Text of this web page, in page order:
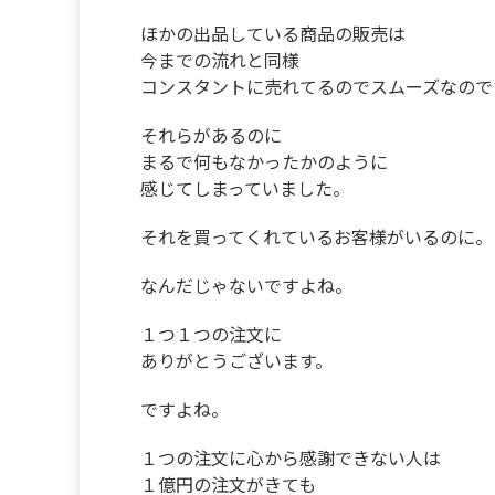
ほかの出品している商品の販売は
今までの流れと同様
コンスタントに売れてるのでスムーズなの
それらがあるのに
まるで何もなかったかのように
感じてしまっていました。
それを買ってくれているお客様がいるのに。
なんだじゃないですよね。
１つ１つの注文に
ありがとうございます。
ですよね。
１つの注文に心から感謝できない人は
１億円の注文がきても